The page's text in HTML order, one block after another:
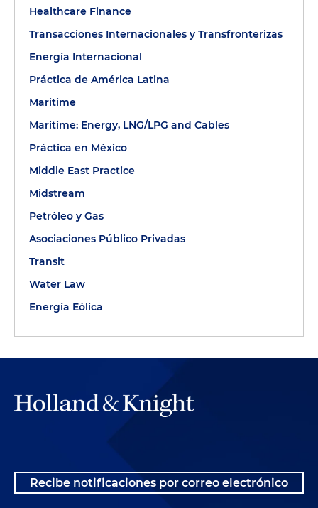
Healthcare Finance
Transacciones Internacionales y Transfronterizas
Energía Internacional
Práctica de América Latina
Maritime
Maritime: Energy, LNG/LPG and Cables
Práctica en México
Middle East Practice
Midstream
Petróleo y Gas
Asociaciones Público Privadas
Transit
Water Law
Energía Eólica
Recibe notificaciones por correo electrónico